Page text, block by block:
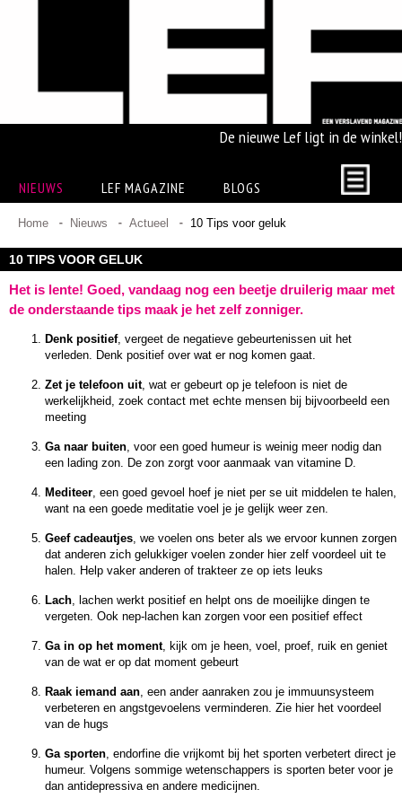
De nieuwe Lef ligt in de winkel!
NIEUWS LEF MAGAZINE BLOGS
Home Nieuws Actueel 10 Tips voor geluk
10 TIPS VOOR GELUK
Het is lente! Goed, vandaag nog een beetje druilerig maar met
de onderstaande tips maak je het zelf zonniger.
Denk positief, vergeet de negatieve gebeurtenissen uit het
verleden. Denk positief over wat er nog komen gaat.
Zet je telefoon uit, wat er gebeurt op je telefoon is niet de
werkelijkheid, zoek contact met echte mensen bij bijvoorbeeld een
meeting
Ga naar buiten , voor een goed humeur is weinig meer nodig dan
een lading zon. De zon zorgt voor aanmaak van vitamine D.
Mediteer , een goed gevoel hoef je niet per se uit middelen te halen,
want na een goede meditatie voel je je gelijk weer zen.
Geef cadeautjes , we voelen ons beter als we ervoor kunnen zorgen
dat anderen zich gelukkiger voelen zonder hier zelf voordeel uit te
halen. Help vaker anderen of trakteer ze op iets leuks
Lach , lachen werkt positief en helpt ons de moeilijke dingen te
vergeten. Ook nep-lachen kan zorgen voor een positief effect
Ga in op het moment, kijk om je heen, voel, proef, ruik en geniet
van de wat er op dat moment gebeurt
Raak iemand aan , een ander aanraken zou je immuunsysteem
verbeteren en angstgevoelens verminderen. Zie hier het voordeel
van de hugs
Ga sporten , endorfine die vrijkomt bij het sporten verbetert direct je
humeur. Volgens sommige wetenschappers is sporten beter voor je
dan antidepressiva en andere medicijnen.